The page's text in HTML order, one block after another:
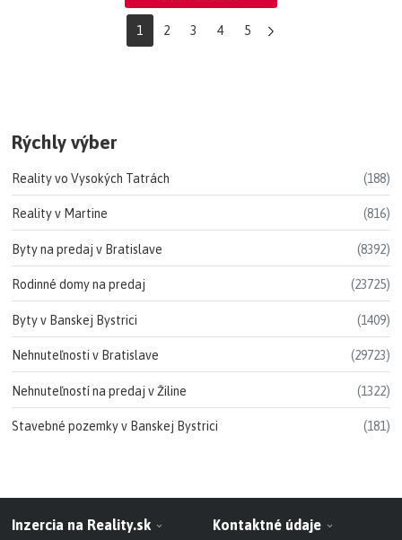
1 2 3 4 5
Rýchly výber
Reality vo Vysokých Tatrách (188)
Reality v Martine (816)
Byty na predaj v Bratislave (8392)
Rodinné domy na predaj (23725)
Byty v Banskej Bystrici (1409)
Nehnuteľnosti v Bratislave (29723)
Nehnuteľností na predaj v Žiline (1322)
Stavebné pozemky v Banskej Bystrici (181)
Inzercia na Reality.sk Kontaktné údaje